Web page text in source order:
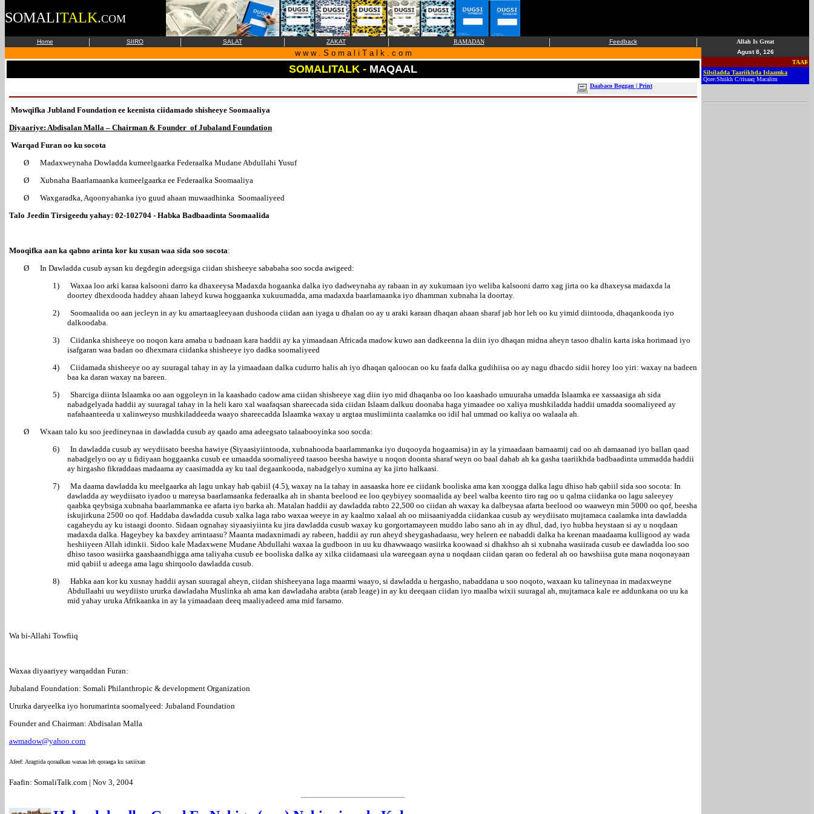
SOMALITALK.COM
Home | SIIRO | SALAT | ZAKAT | RAMADAN | Feedback |
w w w . S o m a l i T a l k . c o m
SOMALITALK - MAQAAL
Daabaco Boggan | Print
Mowqifka Jubland Foundation ee keenista ciidamado shisheeye Soomaaliya
Diyaariye: Abdisalan Malla – Chairman & Founder of Jubaland Foundation
Warqad Furan oo ku socota
Ø
Madaxweynaha Dowladda kumeelgaarka Federaalka Mudane Abdullahi Yusuf
Ø
Xubnaha Baarlamaanka kumeelgaarka ee Federaalka Soomaaliya
Ø
Waxgaradka, Aqoonyahanka iyo guud ahaan muwaadhinka Soomaaliyeed
Talo Jeedin Tirsigeedu yahay: 02-102704 - Habka Badbaadinta Soomaalida
Mooqifka aan ka qabno arinta kor ku xusan waa sida soo socota:
Ø
In Dawladda cusub aysan ku degdegin adeegsiga ciidan shisheeye sababaha soo socda awigeed:
1)
Waxaa loo arki karaa kalsooni darro ka dhaxeeysa Madaxda hogaanka dalka iyo dadweynaha ay rabaan in ay xukumaan iyo weliba kalsooni darro xag jirta oo ka dhaxeysa madaxda la
doortey dhexdooda haddey ahaan laheyd kuwa hoggaanka xukuumadda, ama madaxda baarlamaanka iyo dhamman xubnaha la doortay.
2)
Soomaalida oo aan jecleyn in ay ku amartaagleeyaan dushooda ciidan aan iyaga u dhalan oo ay u araki karaan dhaqan ahaan sharaf jab hor leh oo ku yimid diintooda, dhaqankooda iyo
dalkoodaba.
3)
Ciidanka shisheeye oo noqon kara amaba u badnaan kara haddii ay ka yimaadaan Africada madow kuwo aan dadkeenna la diin iyo dhaqan midna aheyn tasoo dhalin karta iska horimaad iyo
isafgaran waa badan oo dhexmara ciidanka shisheeye iyo dadka soomaliyeed
4)
Ciidamada shisheeye oo ay suuragal tahay in ay la yimaadaan dalka cudurro halis ah iyo dhaqan qaloocan oo ku faafa dalka gudihiisa oo ay nagu dhacdo sidii horey loo yiri: waxay na badeen
baa ka daran waxay na bareen.
5)
Sharciga diinta Islaamka oo aan oggoleyn in la kaashado cadow ama ciidan shisheeye xag diin iyo mid dhaqanba oo loo kaashado umuuraha umadda Islaamka ee xassaasiga ah sida
nabadgelyada haddii ay suuragal tahay in la heli karo xal waafaqsan shareecada sida ciidan Islaam dalkuu doonaba haga yimaadee oo xaliya mushkiladda haddii umadda soomaliyeed ay
nafahaanteeda u xalinweyso mushkiladdeeda waayo shareecadda Islaamka waxay u argtaa muslimiinta caalamka oo idil hal ummad oo kaliya oo walaala ah.
Ø
Wxaan talo ku soo jeedineynaa in dawladda cusub ay qaado ama adeegsato talaabooyinka soo socda:
6)
In dawladda cusub ay weydiisato beesha hawiye (Siyaasiyiintooda, xubnahooda baarlammanka iyo duqooyda hogaamisa) in ay la yimaadaan barnaamij cad oo ah damaanad iyo ballan qaad
nabadgelyo oo ay u fidiyaan hoggaanka cusub ee umaadda soomaliyeed taasoo beesha hawiye u noqon doonta sharaf weyn oo baal dahab ah ka gasha taariikhda badbaadinta ummadda haddii
ay hirgasho fikraddaas madaama ay caasimadda ay ku taal degaankooda, nabadgelyo xumina ay ka jirto halkaasi.
7)
Ma daama dawladda ku meelgaarka ah lagu unkay hab qabiil (4.5), waxay na la tahay in aasaaska hore ee ciidank booliska ama kan xoogga dalka lagu dhiso hab qabiil sida soo socota: In
dawladda ay weydiisato iyadoo u mareysa baarlamaanka federaalka ah in shanta beelood ee loo qeybiyey soomaalida ay beel walba keento tiro rag oo u qalma ciidanka oo lagu saleeyey
qaabka qeybsiga xubnaha baarlammanka ee afarta iyo barka ah. Matalan haddii ay dawladda rabto 22,500 oo ciidan ah waxay ka dalbeysaa afarta beelood oo waaweyn min 5000 oo qof, beesha
iskujirkuna 2500 oo qof. Haddaba dawladda cusub xalka laga rabo waxaa weeye in ay kaalmo xalaal ah oo miisaaniyadda ciidankaa cusub ay weydiisato mujtamaca caalamka inta dawladda
cagaheydu ay ku istaagi doonto. Sidaan ognahay siyaasiyiinta ku jira dawladda cusub waxay ku gorgortamayeen muddo labo sano ah in ay dhul, dad, iyo hubba heystaan si ay u noqdaan
madaxda dalka. Hageybey ka baxdey arrintaasu? Maanta madaxnimadi ay rabeen, haddii ay run aheyd sheygashadaasu, wey heleen ee nabaddi dalka ha keenan maadaama kulligood ay wada
heshiiyeen Allah idinkii. Sidoo kale Madaxwene Mudane Abdullahi waxaa la gudboon in uu ku dhawwaaqo wasiirka koowaad si dhakhso ah si xubnaha wasiirada cusub ee dawladda loo soo
dhiso tasoo wasiirka gaashaandhigga ama taliyaha cusub ee booliska dalka ay xilka ciidamaasi ula wareegaan ayna u noqdaan ciidan qaran oo federal ah oo hawshiisa guta mana noqonayaan
mid qabiil u adeega ama lagu shirqoolo dawladda cusub.
8)
Habka aan kor ku xusnay haddii aysan suuragal aheyn, ciidan shisheeyana laga maarmi waayo, si dawladda u hergasho, nabaddana u soo noqoto, waxaan ku talineynaa in madaxweyne
Abdullaahi uu weydiisto ururka dawladaha Muslinka ah ama kan dawladaha arabta (arab leage) in ay ku deeqaan ciidan iyo maalba wixii suuragal ah, mujtamaca kale ee addunkana oo uu ka
mid yahay uruka Afrikaanka in ay la yimaadaan deeq maaliyadeed ama mid farsamo.
Wa bi-Allahi Towfiiq
Waxaa diyaariyey warqaddan Furan:
Jubaland Foundation: Somali Philanthropic & development Organization
Ururka daryeelka iyo horumarinta soomalyeed: Jubaland Foundation
Founder and Chairman: Abdisalan Malla
awmadow@yahoo.com
Afeef: Aragtida qoraalkan waxaa leh qoraaga ku saxiixan
Faafin: SomaliTalk.com | Nov 3, 2004
Allah Is Great
Agust 8, 126
Silsiladda Taariikhda Islaamka
Qore:Shiikh C/risaaq Macalim